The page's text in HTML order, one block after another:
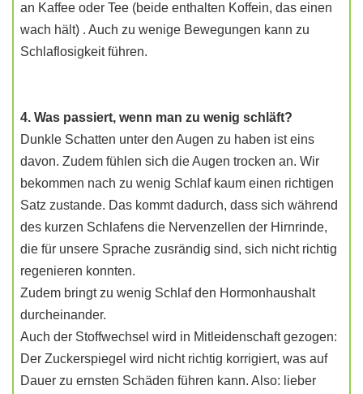
an Kaffee oder Tee (beide enthalten Koffein, das einen
wach hält) . Auch zu wenige Bewegungen kann zu
Schlaflosigkeit führen.
4. Was passiert, wenn man zu wenig schläft?
Dunkle Schatten unter den Augen zu haben ist eins
davon. Zudem fühlen sich die Augen trocken an. Wir
bekommen nach zu wenig Schlaf kaum einen richtigen
Satz zustande. Das kommt dadurch, dass sich während
des kurzen Schlafens die Nervenzellen der Hirnrinde,
die für unsere Sprache zusrändig sind, sich nicht richtig
regenieren konnten.
Zudem bringt zu wenig Schlaf den Hormonhaushalt
durcheinander.
Auch der Stoffwechsel wird in Mitleidenschaft gezogen:
Der Zuckerspiegel wird nicht richtig korrigiert, was auf
Dauer zu ernsten Schäden führen kann. Also: lieber